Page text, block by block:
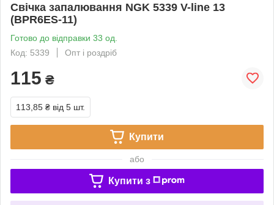
Свічка запалювання NGK 5339 V-line 13
(BPR6ES-11)
Готово до відправки 33 од.
Код: 5339
Опт і роздріб
115 ₴
113,85 ₴ від 5 шт.
Купити
або
Купити з